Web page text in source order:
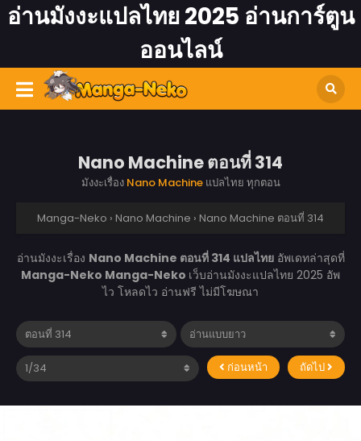
อ่านมังงะแปลไทย 2025 อ่านการ์ตูน
ออนไลน์
Nano Machine ตอนที่ 314
มังงะเรื่อง Nano Machineแปลไทย ทุกตอน
Manga-Neko › Nano Machine › Nano Machine ตอนที่ 314
อ่านมังงะเรื่อง Nano Machine ตอนที่ 314 แปลไทยอัพเดทล่าสุดที่
Manga-Neko Manga-Neko เว็บอ่านมังงะแปลไทย 2025 อัพ
ไว โหลดไว อ่านฟรี ไม่มีโฆษณา
ก่อนหน้า ถัดไป